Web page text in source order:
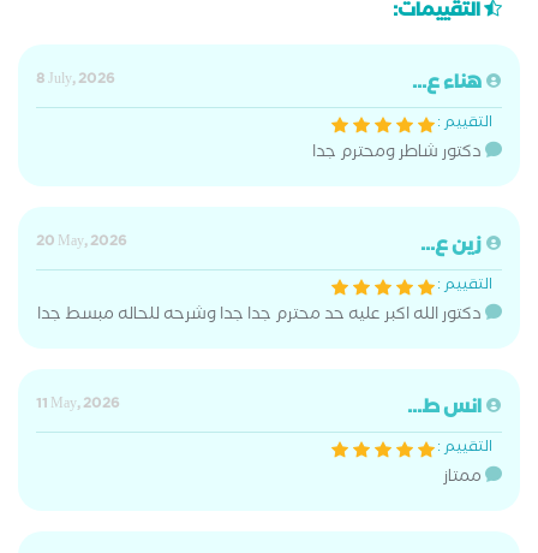
التقييمات:
هناء ع...
8 July, 2026
التقييم :
دكتور شاطر ومحترم جدا
زين ع...
20 May, 2026
التقييم :
دكتور الله اكبر عليه حد محترم جدا جدا وشرحه للحاله مبسط جدا
انس ط...
11 May, 2026
التقييم :
ممتاز